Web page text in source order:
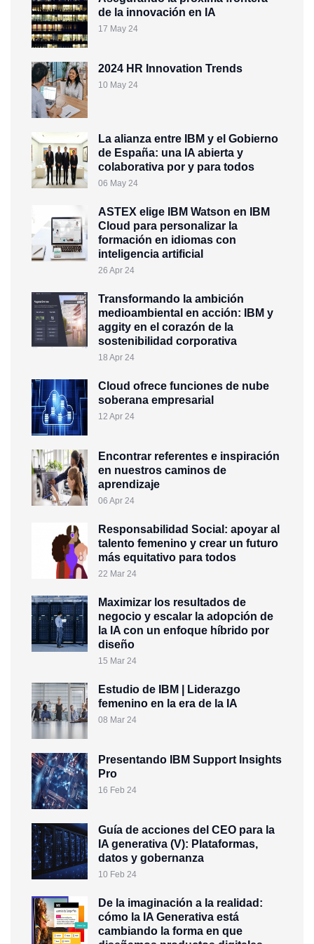
de la innovación en IA
17 May 24
2024 HR Innovation Trends
10 May 24
La alianza entre IBM y el Gobierno
de España: una IA abierta y
colaborativa por y para todos
06 May 24
ASTEX elige IBM Watson en IBM
Cloud para personalizar la
formación en idiomas con
inteligencia artificial
26 Apr 24
Transformando la ambición
medioambiental en acción: IBM y
aggity en el corazón de la
sostenibilidad corporativa
18 Apr 24
Cloud ofrece funciones de nube
soberana empresarial
12 Apr 24
Encontrar referentes e inspiración
en nuestros caminos de
aprendizaje
06 Apr 24
Responsabilidad Social: apoyar al
talento femenino y crear un futuro
más equitativo para todos
22 Mar 24
Maximizar los resultados de
negocio y escalar la adopción de
la IA con un enfoque híbrido por
diseño
15 Mar 24
Estudio de IBM | Liderazgo
femenino en la era de la IA
08 Mar 24
Presentando IBM Support Insights
Pro
16 Feb 24
Guía de acciones del CEO para la
IA generativa (V): Plataformas,
datos y gobernanza
10 Feb 24
De la imaginación a la realidad:
cómo la IA Generativa está
cambiando la forma en que